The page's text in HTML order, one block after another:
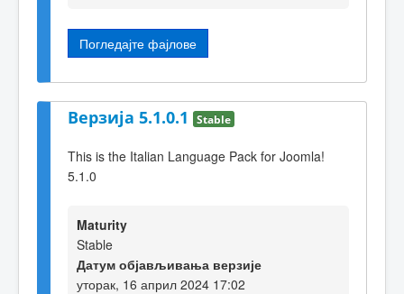
Погледајте фајлове
Верзија 5.1.0.1 Stable
This is the Italian Language Pack for Joomla!
5.1.0
Maturity
Stable
Датум објављивања верзије
уторак, 16 април 2024 17:02